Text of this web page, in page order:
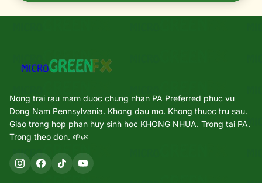
Nong trai rau mam duoc chung nhan PA Preferred phuc vu
Dong Nam Pennsylvania. Khong dau mo. Khong thuoc tru sau.
Giao trong hop phan huy sinh hoc KHONG NHUA. Trong tai PA.
Trong theo don. 🌱🌿